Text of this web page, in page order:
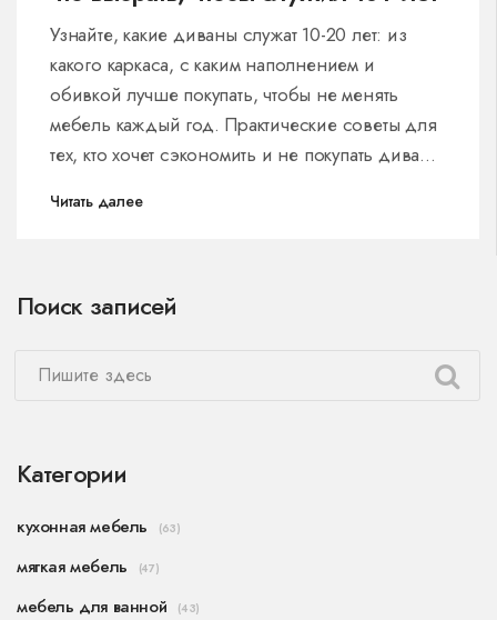
Узнайте, какие диваны служат 10-20 лет: из
какого каркаса, с каким наполнением и
обивкой лучше покупать, чтобы не менять
мебель каждый год. Практические советы для
тех, кто хочет сэкономить и не покупать диваны
Читать далее
Поиск записей
Категории
кухонная мебель (63)
мягкая мебель (47)
мебель для ванной (43)